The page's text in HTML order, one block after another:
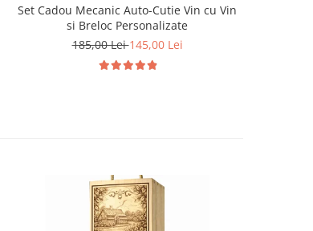
Set Cadou Mecanic Auto-Cutie Vin cu Vin
si Breloc Personalizate
185,00 Lei145,00 Lei